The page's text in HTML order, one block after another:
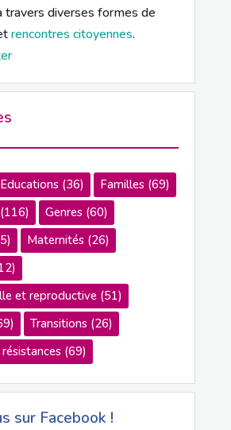
travers diverses formes de
rencontres citoyennes.
Educations(36) Familles(69)
Genres(60)
Maternités(26)
et reproductive(51)
Transitions(26)
(69)
sur Facebook !